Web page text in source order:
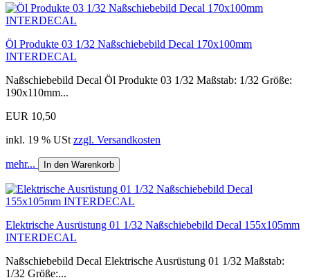
Öl Produkte 03 1/32 Naßschiebebild Decal 170x100mm
INTERDECAL
Naßschiebebild Decal Öl Produkte 03 1/32 Maßstab: 1/32 Größe:
190x110mm...
EUR 10,50
inkl. 19 % USt zzgl. Versandkosten
mehr... In den Warenkorb
Elektrische Ausrüstung 01 1/32 Naßschiebebild Decal 155x105mm
INTERDECAL
Naßschiebebild Decal Elektrische Ausrüstung 01 1/32 Maßstab:
1/32 Größe:...